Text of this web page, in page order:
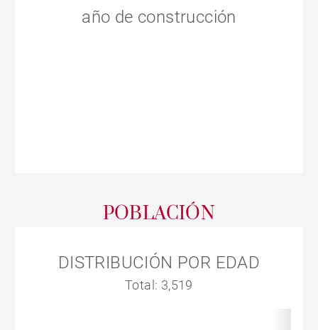
año de construcción
POBLACIÓN
DISTRIBUCIÓN POR EDAD
Total: 3,519